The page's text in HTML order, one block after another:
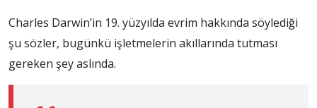
Charles Darwin’in 19. yüzyılda evrim hakkında söylediği
şu sözler, bugünkü işletmelerin akıllarında tutması
gereken şey aslında.